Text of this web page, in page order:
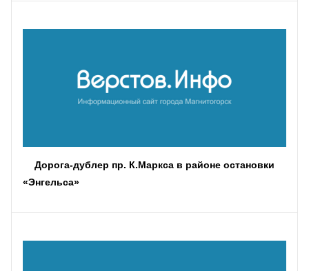
Дорога-дублер пр. К.Маркса в районе остановки
«Энгельса»